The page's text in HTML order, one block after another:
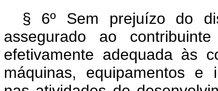
§ 6º Sem prejuízo do
assegurado ao
efetivamente adequada às
máquinas, equipamentos e